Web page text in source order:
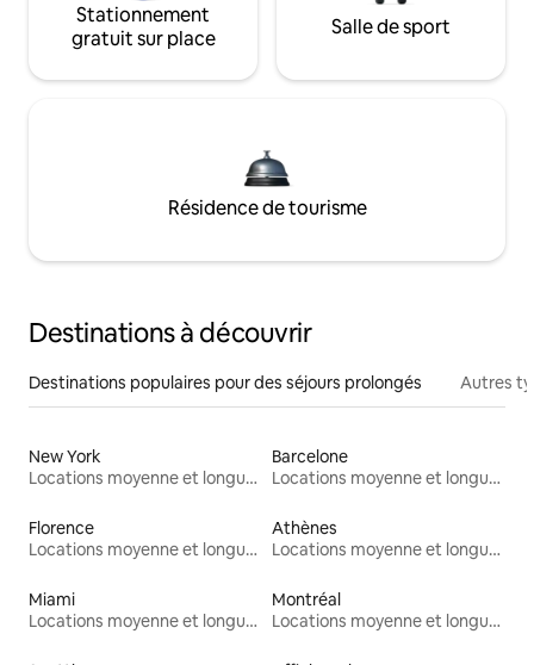
Stationnement
gratuit sur place
Salle de sport
Résidence de tourisme
Destinations à découvrir
Destinations populaires pour des séjours prolongés Autres
New York
Locations moyenne et longue durée
Barcelone
Locations moyenne et longue durée
Florence
Locations moyenne et longue durée
Athènes
Locations moyenne et longue durée
Miami
Locations moyenne et longue durée
Montréal
Locations moyenne et longue durée